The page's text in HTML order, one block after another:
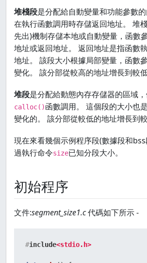
堆棧段是分配給自動變量和功能參數
在執行函數調用時存儲返回地址。 堆
先出)機制存儲本地或自動變量，函數
地址或返回地址。 返回地址是指函數
地址。 該段大小根據局部變量，函數
變化。 該分部從較高的地址增長到較低
堆段是分配給動態內存存儲器的區域
calloc()函數調用。 這個段的大小也
變化的。 該分部從較低的地址增長到較
現在來看幾個示例程序段(數據段和
過執行命令size已知分段大小。
初始程序
文件:segment_size1.c代碼如下所示 -
#include<stdio.h>